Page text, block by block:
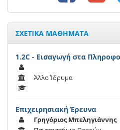
ΣΧΕΤΙΚΑ ΜΑΘΗΜΑΤΑ
1.2C - Εισαγωγή στα
Άλλο Ίδρυμα
Επιχειρησιακή Έρευνα
Γρηγόριος Μπεληγιάννης